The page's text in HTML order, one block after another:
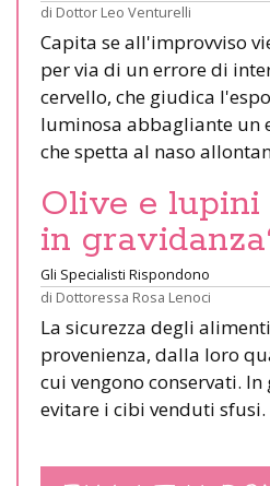
di Dottor Leo Venturelli
Capita se all'improvviso
per via di un errore di
cervello, che giudica
luminosa abbagliante un
che spetta al naso
Olive e lupini
in
Gli Specialisti Rispondono
di Dottoressa Rosa Lenoci
La sicurezza degli
provenienza, dalla loro
cui vengono conservati.
evitare i cibi venduti sfusi.